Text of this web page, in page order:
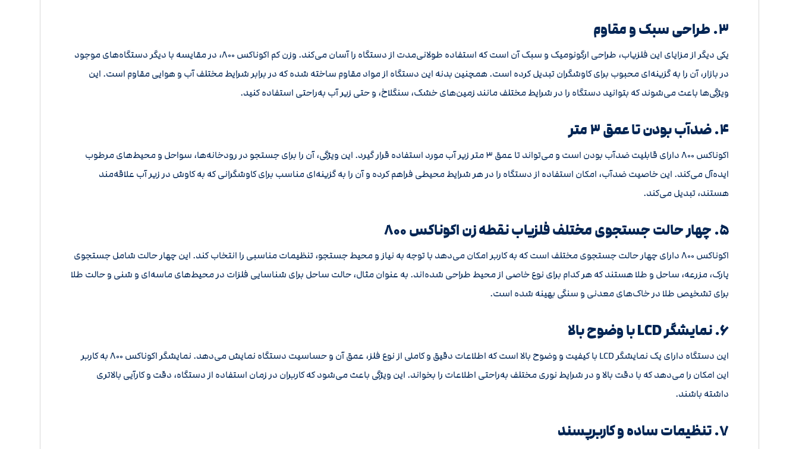
۳. طراحی سبک و مقاوم
یکی دیگر از مزایای این فلزیاب، طراحی ارگونومیک و سبک آن است که استفاده طولانی‌مدت از دستگاه را آسان می‌کند. وزن کم اکوناکس ۸۰۰، در مقایسه با دیگر دستگاه‌های موجود
در بازار، آن را به گزینه‌ای محبوب برای کاوشگران تبدیل کرده است. همچنین بدنه این دستگاه از مواد مقاوم ساخته شده که در برابر شرایط مختلف آب و هوایی مقاوم است. این
ویژگی‌ها باعث می‌شوند که بتوانید دستگاه را در شرایط مختلف مانند زمین‌های خشک، سنگلاخ، و حتی زیر آب به‌راحتی استفاده کنید.
۴. ضدآب بودن تا عمق ۳ متر
اکوناکس ۸۰۰ دارای قابلیت ضدآب بودن است و می‌تواند تا عمق ۳ متر زیر آب مورد استفاده قرار گیرد. این ویژگی، آن را برای جستجو در رودخانه‌ها، سواحل و محیط‌های مرطوب
ایده‌آل می‌کند. این خاصیت ضدآب، امکان استفاده از دستگاه را در هر شرایط محیطی فراهم کرده و آن را به گزینه‌ای مناسب برای کاوشگرانی که به کاوش در زیر آب علاقه‌مند
هستند، تبدیل می‌کند.
۵. چهار حالت جستجوی مختلف فلزیاب نقطه زن اکوناکس ۸۰۰
اکوناکس ۸۰۰ دارای چهار حالت جستجوی مختلف است که به کاربر امکان می‌دهد با توجه به نیاز و محیط جستجو، تنظیمات مناسبی را انتخاب کند. این چهار حالت شامل جستجوی
پارک، مزرعه، ساحل و طلا هستند که هر کدام برای نوع خاصی از محیط طراحی شده‌اند. به عنوان مثال، حالت ساحل برای شناسایی فلزات در محیط‌های ماسه‌ای و شنی و حالت طلا
برای تشخیص طلا در خاک‌های معدنی و سنگی بهینه شده است.
۶. نمایشگر LCD با وضوح بالا
این دستگاه دارای یک نمایشگر LCD با کیفیت و وضوح بالا است که اطلاعات دقیق و کاملی از نوع فلز، عمق آن و حساسیت دستگاه نمایش می‌دهد. نمایشگر اکوناکس ۸۰۰ به کاربر
این امکان را می‌دهد که با دقت بالا و در شرایط نوری مختلف به‌راحتی اطلاعات را بخواند. این ویژگی باعث می‌شود که کاربران در زمان استفاده از دستگاه، دقت و کارآیی بالاتری
داشته باشند.
۷. تنظیمات ساده و کاربرپسند